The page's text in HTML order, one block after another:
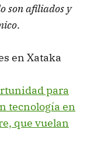
son afiliados y
.
en Xataka
para
tecnología en
que vuelan